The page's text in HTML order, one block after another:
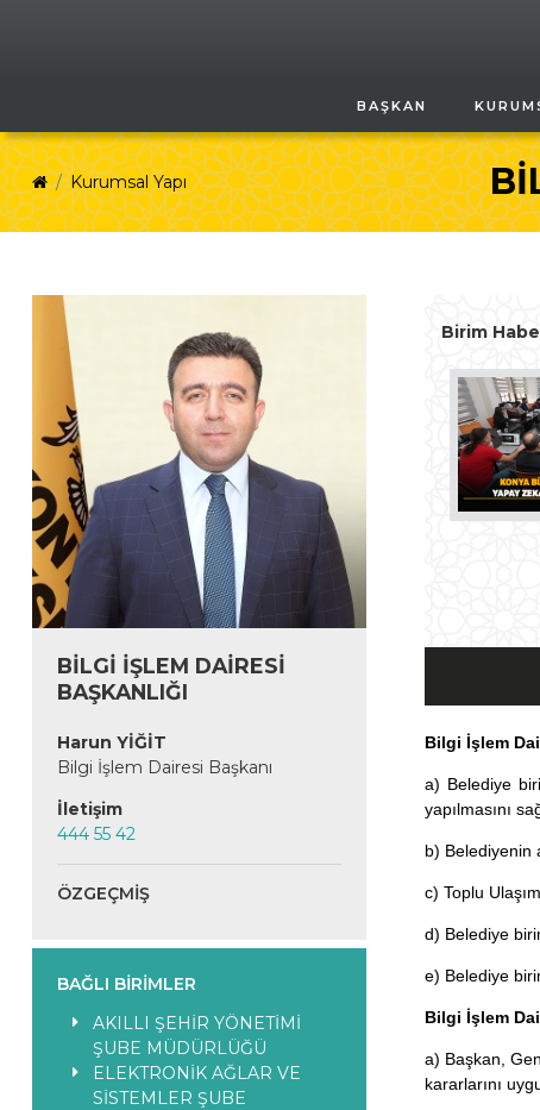
BAŞKAN
Kurumsal Yapı
BİLGİ İŞLEM DAİRESİ
BAŞKANLIĞI
Harun YİĞİT
Bilgi İşlem Dairesi Başkanı
İletişim
444 55 42
ÖZGEÇMIŞ
BAĞLI BIRIMLER
AKILLI ŞEHİR YÖNETİMİ
ŞUBE MÜDÜRLÜĞÜ
ELEKTRONİK AĞLAR VE
SİSTEMLER ŞUBE
Birim
KONYA BÜYÜKŞEHİR’DEN
AKILLI ŞEHİRCİLİKTE ÇIĞIR
AÇAN ADIM: YAPAY ZEKÂ
DESTEKLİ YOL
BOZUKLUKLARI İZLEME
SİSTEMİ DEVREYE GİRİYOR
23.04.2026 12:20
Bilgi İşlem
a) Belediye
yapılmasını
b) Belediyenin
c) Toplu
d) Belediye
e) Belediye
Bilgi İşlem
a) Başkan,
kararlarını